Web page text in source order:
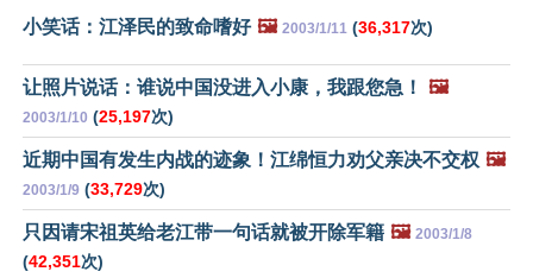
小笑话：江泽民的致命嗜好 🖼️ 2003/1/11 (36,317次)
让照片说话：谁说中国没进入小康，我跟您急！ 🖼️
2003/1/10 (25,197次)
近期中国有发生内战的迹象！江绵恒力劝父亲决不交权 🖼️
2003/1/9 (33,729次)
只因请宋祖英给老江带一句话就被开除军籍 🖼️ 2003/1/8
(42,351次)